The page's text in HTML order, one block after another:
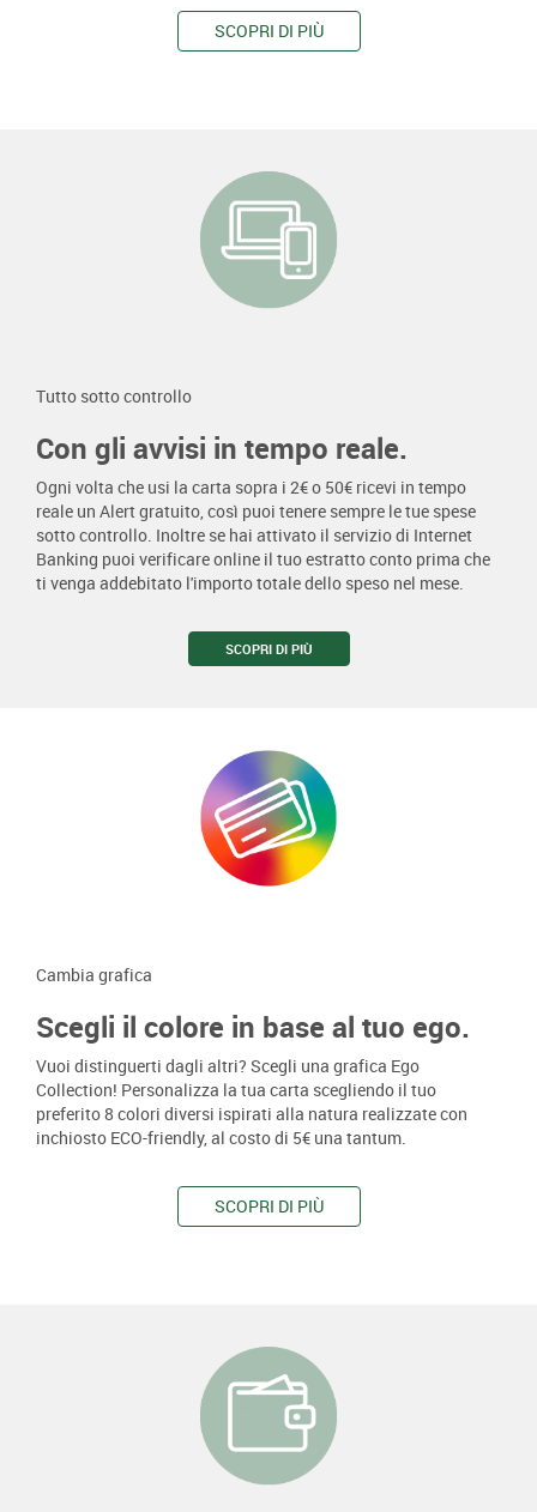
SCOPRI DI PIÙ
Tutto sotto controllo
Con gli avvisi in tempo reale.
Ogni volta che usi la carta sopra i 2€ o 50€ ricevi in tempo
reale un Alert gratuito, così puoi tenere sempre le tue spese
sotto controllo. Inoltre se hai attivato il servizio di Internet
Banking puoi verificare online il tuo estratto conto prima che
ti venga addebitato l'importo totale dello speso nel mese.
SCOPRI DI PIÙ
Cambia grafica
Scegli il colore in base al tuo ego.
Vuoi distinguerti dagli altri? Scegli una grafica Ego
Collection! Personalizza la tua carta scegliendo il tuo
preferito 8 colori diversi ispirati alla natura realizzate con
inchiosto ECO-friendly, al costo di 5€ una tantum.
SCOPRI DI PIÙ